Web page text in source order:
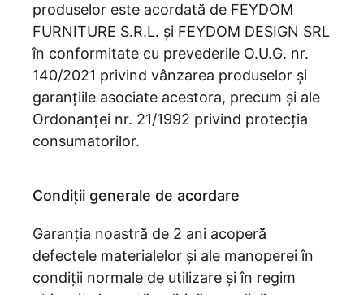
produselor este acordată de FEYDOM
FURNITURE S.R.L. și FEYDOM DESIGN SRL
în conformitate cu prevederile O.U.G. nr.
140/2021 privind vânzarea produselor și
garanțiile asociate acestora, precum și ale
Ordonanței nr. 21/1992 privind protecția
consumatorilor.
Condiții generale de acordare
Garanția noastră̆ de 2 ani acoperă̆
defectele materialelor și ale manoperei în
condiții normale de utilizare și în regim